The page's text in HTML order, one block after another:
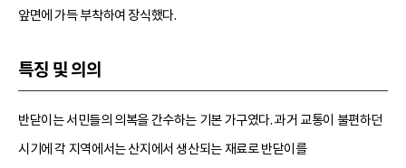
앞면에 가득 부착하여 장식했다.
특징 및 의의
반닫이는 서민들의 의복을 간수하는 기본 가구였다. 과거 교통이 불편하던
시기에 각 지역에서는 산지에서 생산되는 재료로 반닫이를